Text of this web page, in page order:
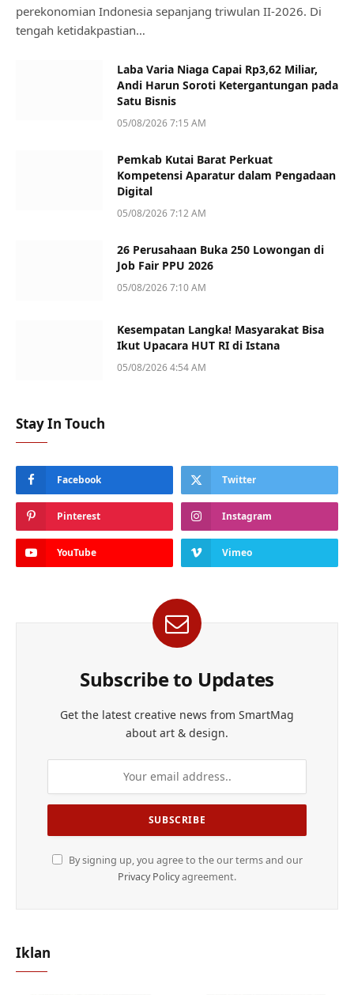
perekonomian Indonesia sepanjang triwulan II-2026. Di
tengah ketidakpastian…
Laba Varia Niaga Capai Rp3,62 Miliar,
Andi Harun Soroti Ketergantungan pada
Satu Bisnis
05/08/2026 7:15 AM
Pemkab Kutai Barat Perkuat
Kompetensi Aparatur dalam Pengadaan
Digital
05/08/2026 7:12 AM
26 Perusahaan Buka 250 Lowongan di
Job Fair PPU 2026
05/08/2026 7:10 AM
Kesempatan Langka! Masyarakat Bisa
Ikut Upacara HUT RI di Istana
05/08/2026 4:54 AM
Stay In Touch
Facebook Twitter
Pinterest Instagram
YouTube Vimeo
Subscribe to Updates
Get the latest creative news from SmartMag
about art & design.
By signing up, you agree to the our terms and our
Privacy Policyagreement.
Iklan